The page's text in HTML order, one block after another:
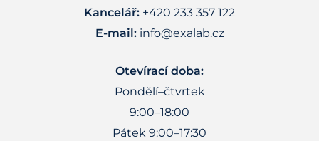
Kancelář: +420 233 357 122
E-mail: info@exalab.cz
Otevírací doba:
Pondělí–čtvrtek
9:00–18:00
Pátek 9:00–17:30